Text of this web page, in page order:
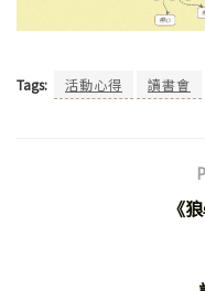
Tags: 活動心得 讀書會
《